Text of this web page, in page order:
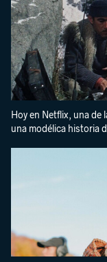
Hoy en Netflix, una de
una modélica historia